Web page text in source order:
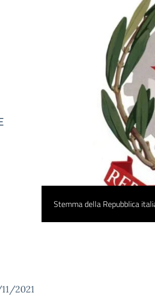
Stemma della Repubblica
2021